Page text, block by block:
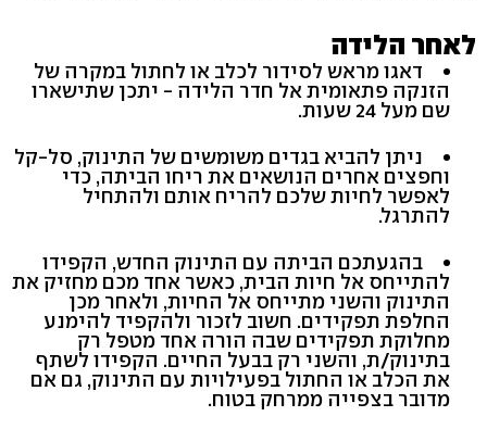
לאחר הלידה
דאגו מראש לסידור לכלב או לחתול במקרה של
הזנקה פתאומית אל חדר הלידה - יתכן שתישארו
שם מעל 24 שעות.
ניתן להביא בגדים משומשים של התינוק, סל-קל
וחפצים אחרים הנושאים את ריחו הביתה, כדי
לאפשר לחיות שלכם להריח אותם ולהתחיל
להתרגל.
בהגעתכם הביתה עם התינוק החדש, הקפידו
להתייחס אל חיות הבית, כאשר אחד מכם מחזיק את
התינוק והשני מתייחס אל החיות, ולאחר מכן
החלפת תפקידים. חשוב לזכור ולהקפיד להימנע
מחלוקת תפקידים שבה הורה אחד מטפל רק
בתינוק/ת, והשני רק בבעל החיים. הקפידו לשתף
את הכלב או החתול בפעילויות עם התינוק, גם אם
מדובר בצפייה ממרחק בטוח.